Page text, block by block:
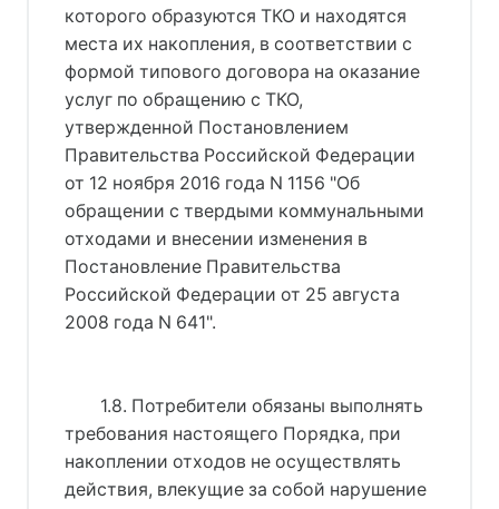
которого образуются ТКО и находятся
места их накопления, в соответствии с
формой типового договора на оказание
услуг по обращению с ТКО,
утвержденной Постановлением
Правительства Российской Федерации
от 12 ноября 2016 года N 1156 "Об
обращении с твердыми коммунальными
отходами и внесении изменения в
Постановление Правительства
Российской Федерации от 25 августа
2008 года N 641".
1.8. Потребители обязаны выполнять
требования настоящего Порядка, при
накоплении отходов не осуществлять
действия, влекущие за собой нарушение